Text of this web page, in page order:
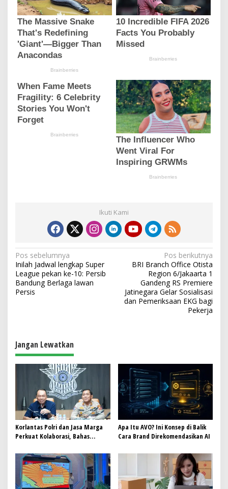
Ikuti Kami
N
a
v
i
s
i
Pos sebelumnya
Inilah Jadwal lengkap Super
League pekan ke-10: Persib
Bandung Berlaga lawan
Persis
Pos berikutnya
BRI Branch Office Otista
Region 6/Jakaarta 1
Gandeng RS Premiere
Jatinegara Gelar Sosialisasi
dan Pemeriksaan EKG bagi
Pekerja
Jangan Lewatkan
Korlantas Polri dan Jasa Marga
Perkuat Kolaborasi, Bahas
Penertiban ODOL
Apa Itu AVO? Ini Konsep di Balik
Cara Brand Direkomendasikan AI